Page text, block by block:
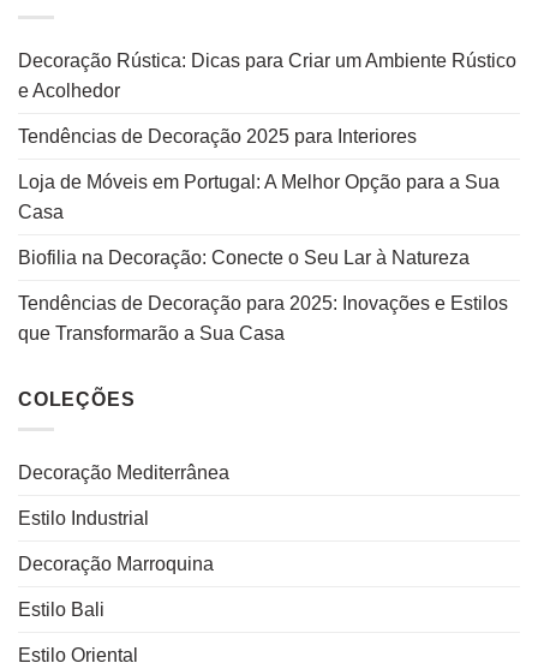
Decoração Rústica: Dicas para Criar um Ambiente Rústico
e Acolhedor
Tendências de Decoração 2025 para Interiores
Loja de Móveis em Portugal: A Melhor Opção para a Sua
Casa
Biofilia na Decoração: Conecte o Seu Lar à Natureza
Tendências de Decoração para 2025: Inovações e Estilos
que Transformarão a Sua Casa
COLEÇÕES
Decoração Mediterrânea
Estilo Industrial
Decoração Marroquina
Estilo Bali
Estilo Oriental